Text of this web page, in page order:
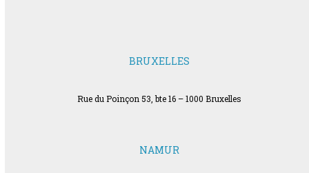
BRUXELLES
Rue du Poinçon 53, bte 16 – 1000 Bruxelles
NAMUR